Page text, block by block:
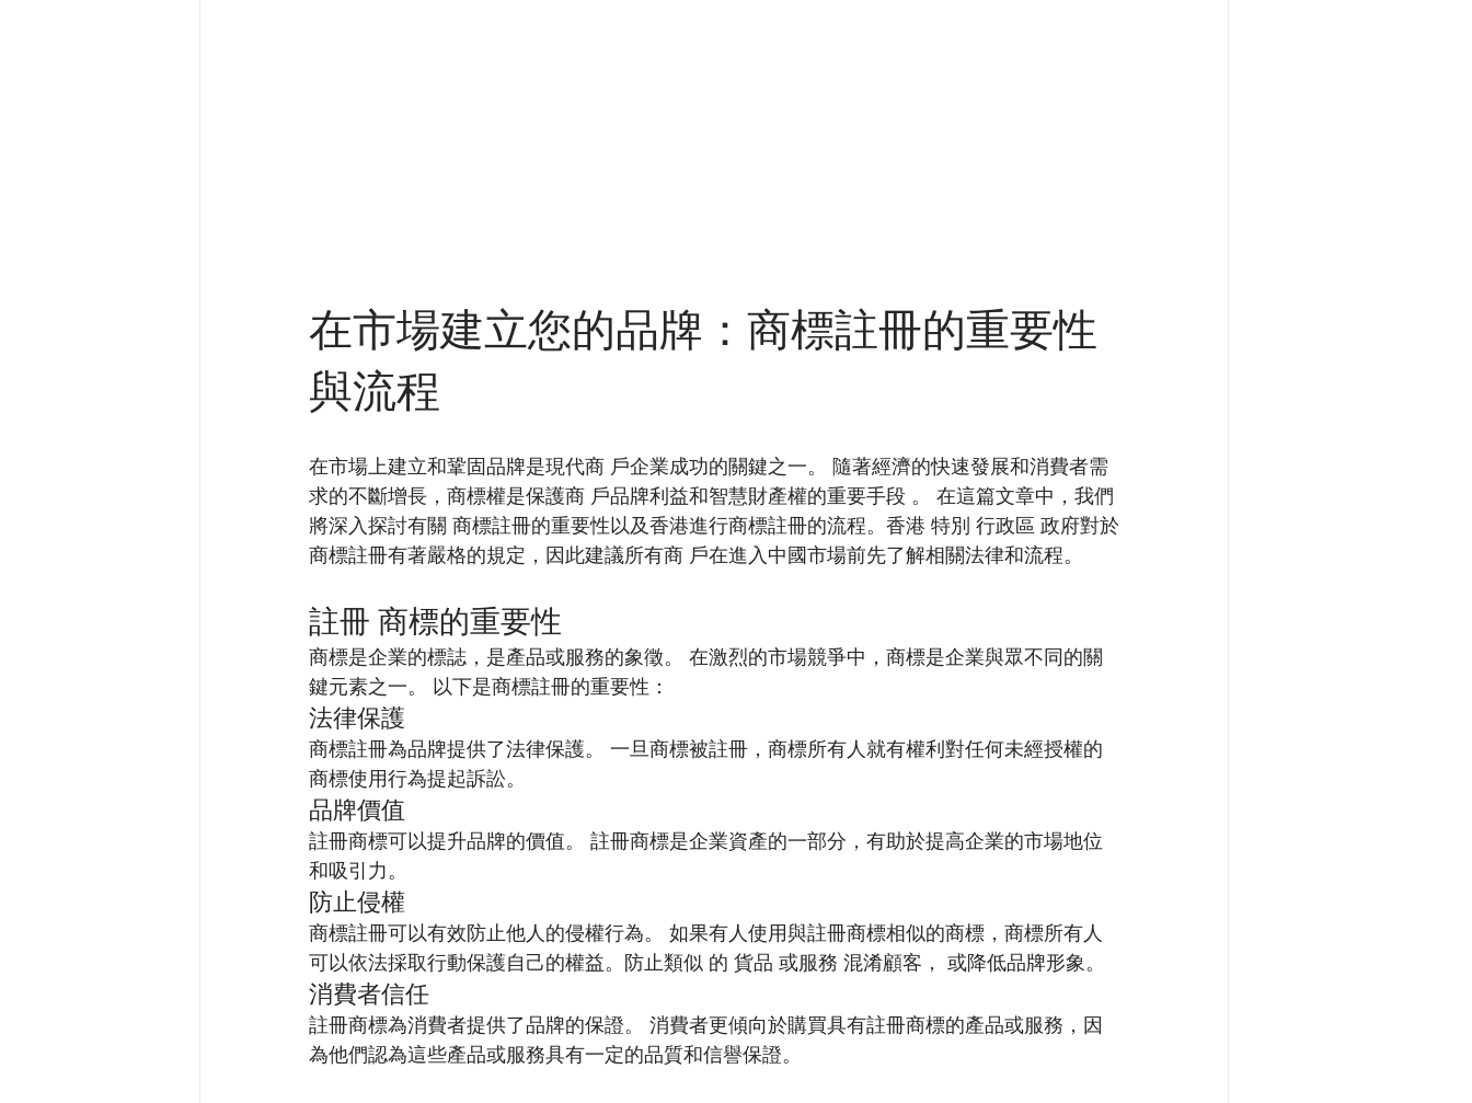
在市場建立您的品牌：商標註冊的重要性
與流程
在市場上建立和鞏固品牌是現代商 戶企業成功的關鍵之一。 隨著經濟的快速發展和消費者需
求的不斷增長，商標權是保護商 戶品牌利益和智慧財產權的重要手段 。 在這篇文章中，我們
將深入探討有關 商標註冊的重要性以及香港進行商標註冊的流程。香港 特別 行政區 政府對於
商標註冊有著嚴格的規定，因此建議所有商 戶在進入中國市場前先了解相關法律和流程。
註冊 商標的重要性
商標是企業的標誌，是產品或服務的象徵。 在激烈的市場競爭中，商標是企業與眾不同的關
鍵元素之一。 以下是商標註冊的重要性：
法律保護
商標註冊為品牌提供了法律保護。 一旦商標被註冊，商標所有人就有權利對任何未經授權的
商標使用行為提起訴訟。
品牌價值
註冊商標可以提升品牌的價值。 註冊商標是企業資產的一部分，有助於提高企業的市場地位
和吸引力。
防止侵權
商標註冊可以有效防止他人的侵權行為。 如果有人使用與註冊商標相似的商標，商標所有人
可以依法採取行動保護自己的權益。防止類似 的 貨品 或服務 混淆顧客， 或降低品牌形象。
消費者信任
註冊商標為消費者提供了品牌的保證。 消費者更傾向於購買具有註冊商標的產品或服務，因
為他們認為這些產品或服務具有一定的品質和信譽保證。